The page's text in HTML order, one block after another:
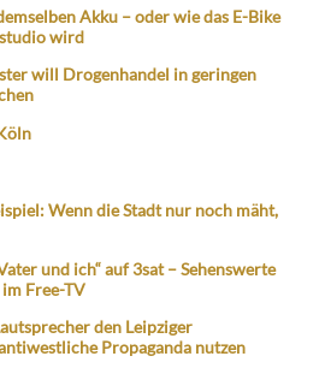
Akku – oder wie das E-Bike
wird
will Drogenhandel in geringen
Wenn die Stadt nur noch mäht,
und ich“ auf 3sat – Sehenswerte
Free-TV
den Leipziger
Propaganda nutzen